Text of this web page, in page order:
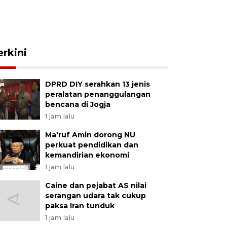
DPRD DIY serahkan 13 jenis
peralatan penanggulangan
bencana di Jogja
1 jam lalu
Ma'ruf Amin dorong NU
perkuat pendidikan dan
kemandirian ekonomi
1 jam lalu
Caine dan pejabat AS nilai
serangan udara tak cukup
paksa Iran tunduk
1 jam lalu